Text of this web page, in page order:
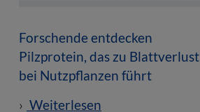
Forschende entdecken
Pilzprotein, das zu Blattverlust
bei Nutzpflanzen führt
Weiterlesen